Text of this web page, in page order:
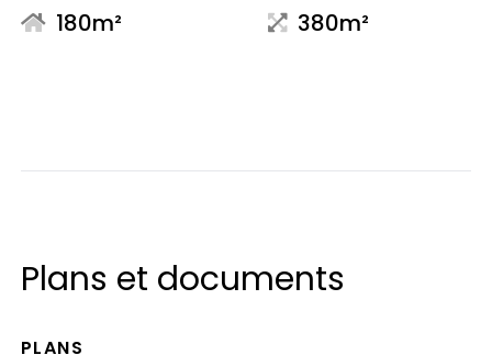
180m² 380m²
Plans et documents
PLANS